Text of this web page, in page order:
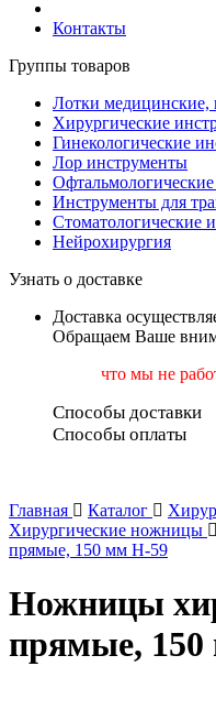
Контакты
Группы товаров
Лотки медицинские,
Хирургические
Гинекологические
Лор инструменты
Инструменты для
Стоматологические
Нейрохирургия
Узнать о доставке
Доставка
Обращаем Ваше
что мы не
Способы доставки
Способы оплаты
Главная
Каталог
Хирургические ножницы
прямые, 150 мм Н-59
Ножницы
прямые,